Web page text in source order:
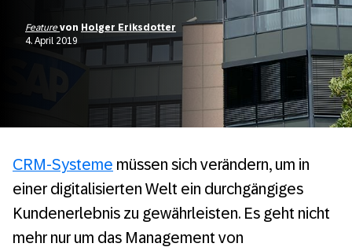
Featurevon Holger Eriksdotter
4. April 2019
CRM-Systeme müssen sich verändern, um in
einer digitalisierten Welt ein durchgängiges
Kundenerlebnis zu gewährleisten. Es geht nicht
mehr nur um das Management von